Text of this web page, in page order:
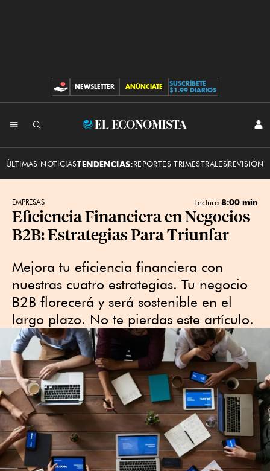
CONTRIBUCIONES
NEWSLETTER ANÚNCIATE
SUSCRÍBETE
$1.99 DIARIOS
El
ÚLTIMAS NOTICIASTENDENCIAS:REPORTES TRIMESTRALESREVISIÓN
EMPRESAS Lectura 8:00 min
Eficiencia Financiera en Negocios
B2B: Estrategias Para Triunfar
Mejora tu eficiencia financiera con
nuestras cuatro estrategias. Tu negocio
B2B florecerá y será sostenible en el
largo plazo. No te pierdas este artículo.